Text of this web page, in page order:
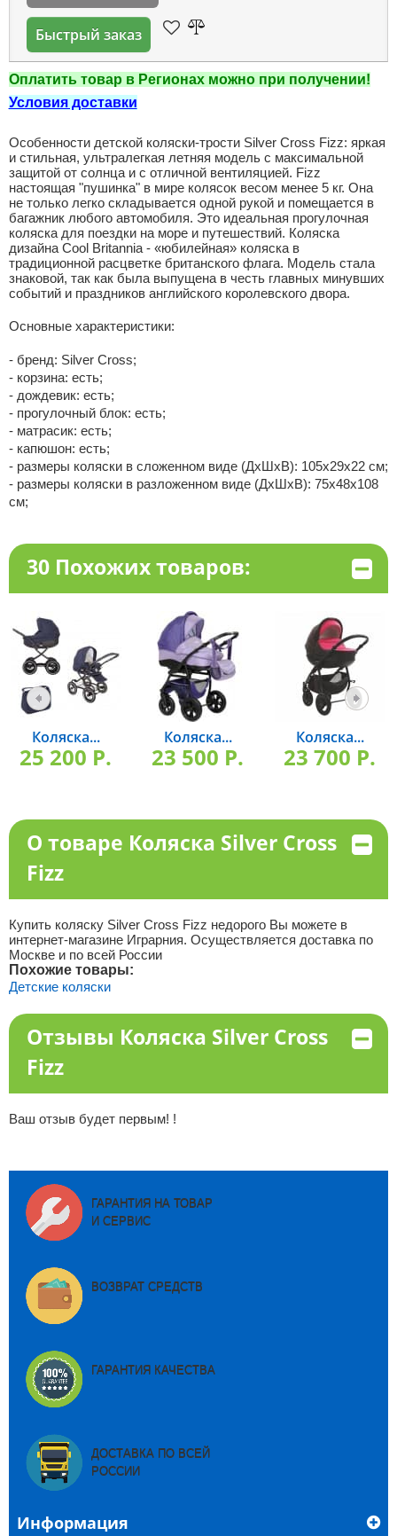
Быстрый заказ
Оплатить товар в Регионах можно при получении!
Условия доставки
Особенности детской коляски-трости Silver Cross Fizz: яркая
и стильная, ультралегкая летняя модель с максимальной
защитой от солнца и c отличной вентиляцией. Fizz
настоящая "пушинка" в мире колясок весом менее 5 кг. Она
не только легко складывается одной рукой и помещается в
багажник любого автомобиля. Это идеальная прогулочная
коляска для поездки на море и путешествий. Коляска
дизайна Cool Britannia - «юбилейная» коляска в
традиционной расцветке британского флага. Модель стала
знаковой, так как была выпущена в честь главных минувших
событий и праздников английского королевского двора.
Основные характеристики:
- бренд: Silver Cross;
- корзина: есть;
- дождевик: есть;
- прогулочный блок: есть;
- матрасик: есть;
- капюшон: есть;
- размеры коляски в сложенном виде (ДхШхВ): 105х29х22 см;
- размеры коляски в разложенном виде (ДхШхВ): 75х48х108
см;
30 Похожих товаров:
Коляска...
25 200 P.
Коляска...
23 500 P.
Коляска...
23 700 P.
О товаре Коляска Silver Cross
Fizz
Купить коляску Silver Cross Fizz недорого Вы можете в
интернет-магазине Играрния. Осуществляется доставка по
Москве и по всей России
Похожие товары:
Детские коляски
Отзывы Коляска Silver Cross
Fizz
Ваш отзыв будет первым! !
ГАРАНТИЯ НА ТОВАР
И СЕРВИС
ВОЗВРАТ СРЕДСТВ
ГАРАНТИЯ КАЧЕСТВА
ДОСТАВКА ПО ВСЕЙ
РОССИИ
Информация